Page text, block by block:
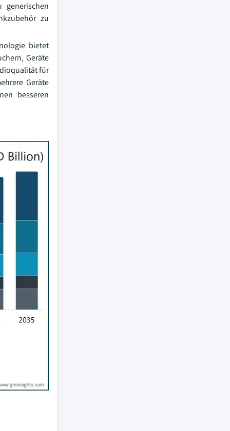
zu
bietet
Geräte
für
Geräte
besseren